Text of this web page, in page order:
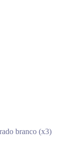
branco (x3)